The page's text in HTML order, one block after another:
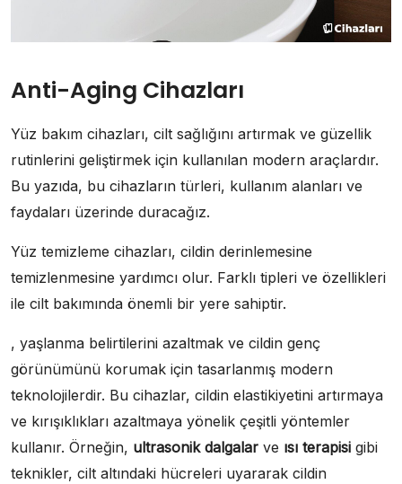
Anti-Aging Cihazları
Yüz bakım cihazları, cilt sağlığını artırmak ve güzellik
rutinlerini geliştirmek için kullanılan modern araçlardır.
Bu yazıda, bu cihazların türleri, kullanım alanları ve
faydaları üzerinde duracağız.
Yüz temizleme cihazları, cildin derinlemesine
temizlenmesine yardımcı olur. Farklı tipleri ve özellikleri
ile cilt bakımında önemli bir yere sahiptir.
, yaşlanma belirtilerini azaltmak ve cildin genç
görünümünü korumak için tasarlanmış modern
teknolojilerdir. Bu cihazlar, cildin elastikiyetini artırmaya
ve kırışıklıkları azaltmaya yönelik çeşitli yöntemler
kullanır. Örneğin, ultrasonik dalgalar ve ısı terapisi gibi
teknikler, cilt altındaki hücreleri uyararak cildin